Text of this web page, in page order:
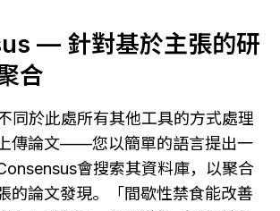
— 針對基於主張的研
合
同於此處所有其他工具的方式處理
傳論文——您以簡單的語言提出一
會搜索其資料庫，以聚合
的論文發現。「間歇性禁食能改善